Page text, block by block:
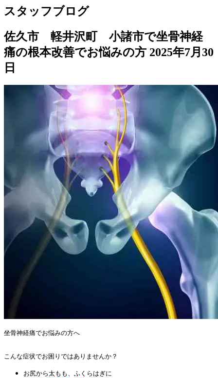
スタッフブログ
佐久市 軽井沢町 小諸市で坐骨神経
痛の根本改善でお悩みの方 2025年7月30
日
坐骨神経痛でお悩みの方へ
こんな症状でお困りではありませんか？
お尻から太もも、ふくらはぎに